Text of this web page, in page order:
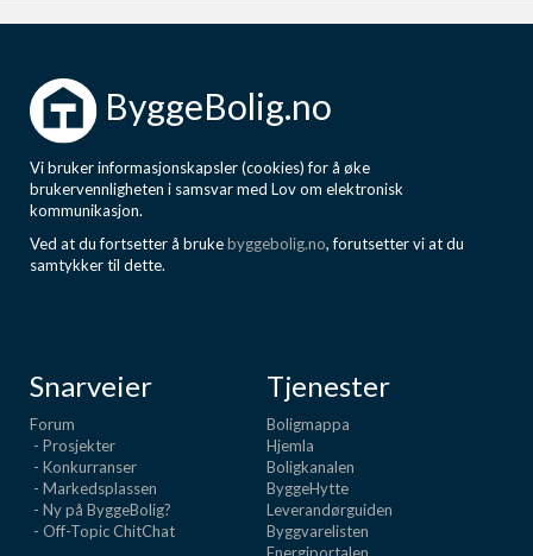
ByggeBolig.no
Vi bruker informasjonskapsler (cookies) for å øke
brukervennligheten i samsvar med Lov om elektronisk
kommunikasjon.
Ved at du fortsetter å brukebyggebolig.no, forutsetter vi at du
samtykker til dette.
Snarveier
Forum
- Prosjekter
- Konkurranser
- Markedsplassen
- Ny på ByggeBolig?
- Off-Topic ChitChat
Tjenester
Boligmappa
Hjemla
Boligkanalen
ByggeHytte
Leverandørguiden
Byggvarelisten